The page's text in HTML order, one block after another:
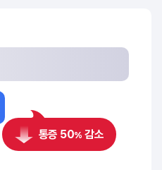
통증 50% 감소